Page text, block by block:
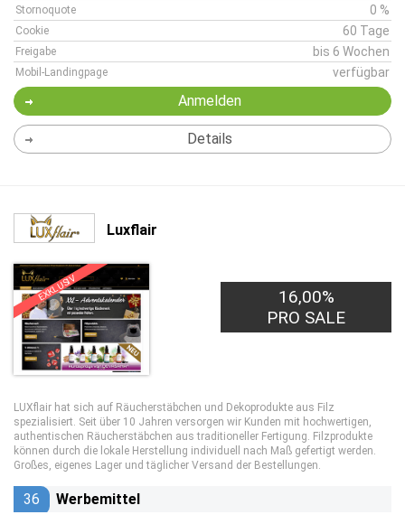
Stornoquote 0 %
Cookie 60 Tage
Freigabe bis 6 Wochen
Mobil-Landingpage verfügbar
Anmelden
Details
Luxflair
EXKLUSIV
16,00%
PRO SALE
LUXflair hat sich auf Räucherstäbchen und Dekoprodukte aus Filz
spezialisiert. Seit über 10 Jahren versorgen wir Kunden mit hochwertigen,
authentischen Räucherstäbchen aus traditioneller Fertigung. Filzprodukte
können durch die lokale Herstellung individuell nach Maß gefertigt werden.
Großes, eigenes Lager und täglicher Versand der Bestellungen.
36 Werbemittel